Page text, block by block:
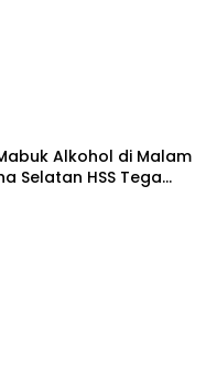
Alkohol di Malam
Selatan HSS Tega